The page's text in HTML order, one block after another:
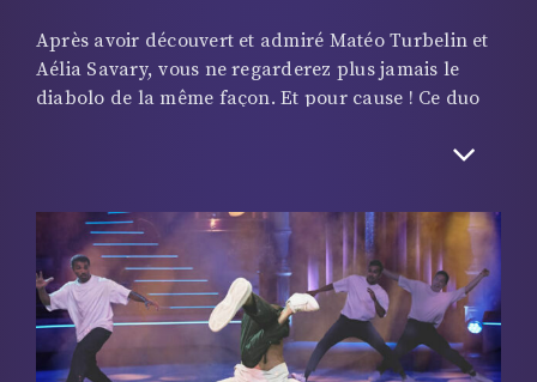
Après avoir découvert et admiré Matéo Turbelin et
Aélia Savary, vous ne regarderez plus jamais le
diabolo de la même façon. Et pour cause ! Ce duo
le diabolo ! Une harmonie parfaitement réussie
des plus grands comédiens. Le numéro proposé sur
une musique d’anthologie, « Ces Gens-là » de
Jacques Brel, provoque une émotion intense que le
public n’est pas près d’oublier. La technique
irréprochable de Matéo et la grâce d’Aélia se
mêlent pour nous offrir des moments de pure